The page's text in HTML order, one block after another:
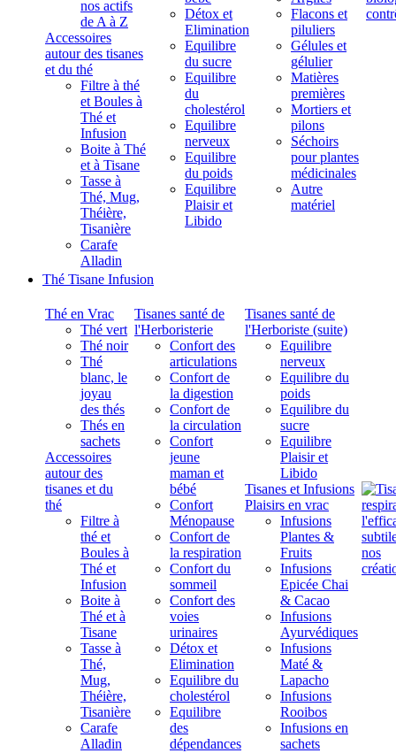
nos actifs
de A à Z
Accessoires
autour des tisanes
et du thé
Filtre à thé
et Boules à
Thé et
Infusion
Boite à Thé
et à Tisane
Tasse à
Thé, Mug,
Théière,
Tisanière
Carafe
Alladin
Détox et
Elimination
Equilibre
du sucre
Equilibre
du
cholestérol
Equilibre
nerveux
Equilibre
du poids
Equilibre
Plaisir et
Libido
Flacons et
piluliers
Gélules et
gélulier
Matières
premières
Mortiers et
pilons
Séchoirs
pour plantes
médicinales
Autre
matériel
Thé Tisane Infusion
Thé en Vrac
Thé vert
Thé noir
Thé
blanc, le
joyau
des thés
Thés en
sachets
Accessoires
autour des
tisanes et du
thé
Filtre à
thé et
Boules à
Thé et
Infusion
Boite à
Thé et à
Tisane
Tasse à
Thé,
Mug,
Théière,
Tisanière
Carafe
Alladin
Tisanes santé de
l'Herboristerie
Confort des
articulations
Confort de
la digestion
Confort de
la circulation
Confort
jeune
maman et
bébé
Confort
Ménopause
Confort de
la respiration
Confort du
sommeil
Confort des
voies
urinaires
Détox et
Elimination
Equilibre du
cholestérol
Equilibre
des
dépendances
Tisanes santé de
l'Herboriste (suite)
Equilibre
nerveux
Equilibre du
poids
Equilibre du
sucre
Equilibre
Plaisir et
Libido
Tisanes et Infusions
Plaisirs en vrac
Infusions
Plantes &
Fruits
Infusions
Epicée Chai
& Cacao
Infusions
Ayurvédiques
Infusions
Maté &
Lapacho
Infusions
Rooibos
Infusions en
sachets